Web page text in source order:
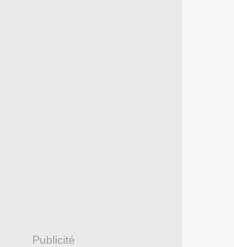
Publicité